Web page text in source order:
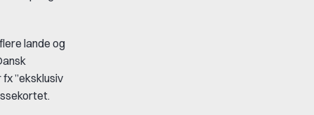
lande og
”eksklusiv